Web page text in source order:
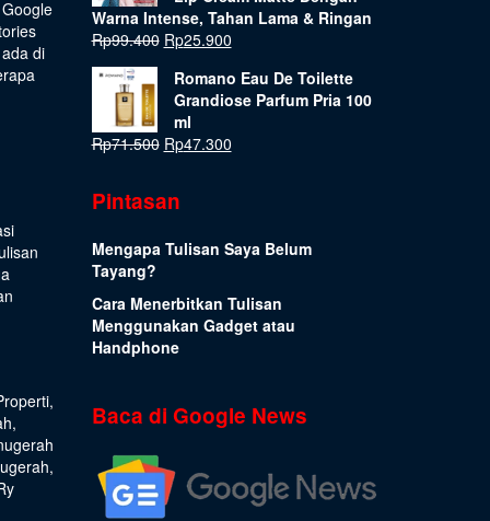
di
,
,
,
Warna Intense, Tahan Lama & Ringan
Rp99.400 Rp25.900
Romano Eau De Toilette
Grandiose Parfum Pria 100
ml
Rp71.500 Rp47.300
Pintasan
Mengapa Tulisan Saya Belum
Tayang?
Cara Menerbitkan Tulisan
Menggunakan Gadget atau
Handphone
Baca di Google News